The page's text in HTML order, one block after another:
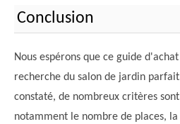
Conclusion
Nous espérons que ce guide
recherche du salon de jardin
constaté, de nombreux critères
notamment le nombre de places,